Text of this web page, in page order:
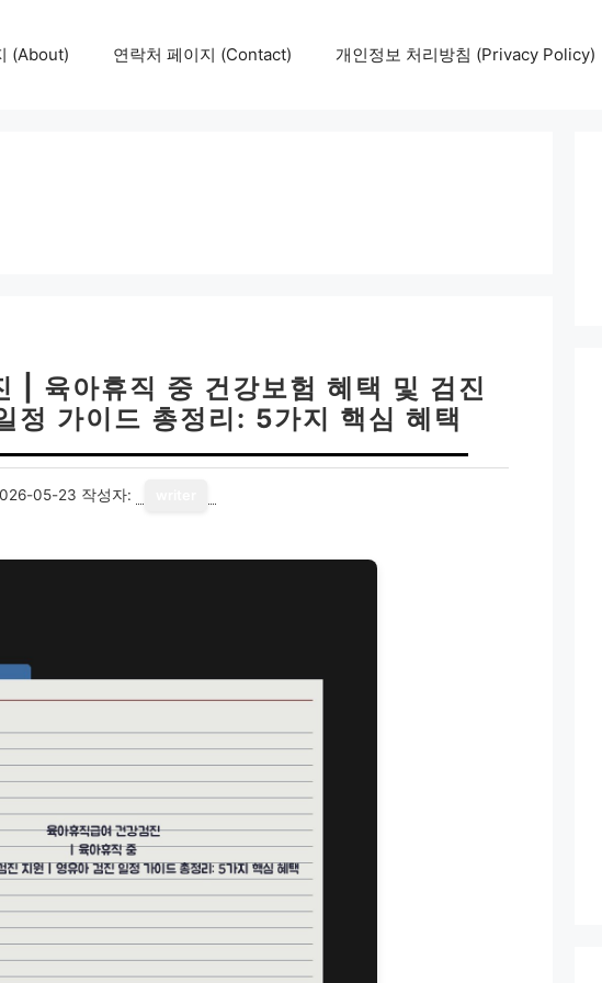
(About) 연락처 페이지 (Contact) 개인정보 처리방침 (Privacy Policy)
| 육아휴직 중 건강보험 혜택 및 검진
정 가이드 총정리: 5가지 핵심 혜택
05-23 작성자: